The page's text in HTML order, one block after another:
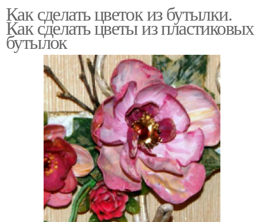
Как сделать цветок из бутылки.
Как сделать цветы из пластиковых
бутылок